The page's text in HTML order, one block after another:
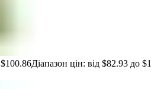
$100.86Діапазон цін: від $82.93 до